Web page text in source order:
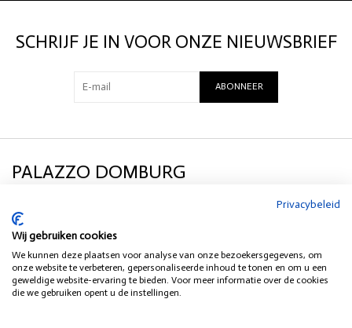
- distressed details
- Harley DNM carribean blue wash: S26_23_3282
SCHRIJF JE IN VOOR ONZE NIEUWSBRIEF
ABONNEER
PALAZZO DOMBURG
KLANTENSERVICE
SOCIAL MEDIA
Privacybeleid
Wij gebruiken cookies
We kunnen deze plaatsen voor analyse van onze bezoekersgegevens, om
onze website te verbeteren, gepersonaliseerde inhoud te tonen en om u een
geweldige website-ervaring te bieden. Voor meer informatie over de cookies
die we gebruiken opent u de instellingen.